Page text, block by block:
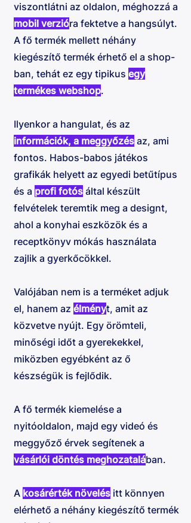
viszontlátni az oldalon, méghozzá a
mobil verzióra fektetve a hangsúlyt.
A fő termék mellett néhány
kiegészítő termék érhető el a shop-
ban, tehát ez egy tipikus egy
termékes webshop.
Ilyenkor a hangulat, és az
információk, a meggyőzés az, ami
fontos. Habos-babos játékos
grafikák helyett az egyedi betűtípus
és a profi fotós által készült
felvételek teremtik meg a designt,
ahol a konyhai eszközök és a
receptkönyv mókás használata
zajlik a gyerkőcökkel.
Valójában nem is a terméket adjuk
el, hanem az élményt, amit az
közvetve nyújt. Egy örömteli,
minőségi időt a gyerekekkel,
miközben egyébként az ő
készségük is fejlődik.
A fő termék kiemelése a
nyitóoldalon, majd egy videó és
meggyőző érvek segítenek a
vásárlói döntés meghozatalában.
A kosárérték növelés itt könnyen
elérhető a néhány kiegészítő termék